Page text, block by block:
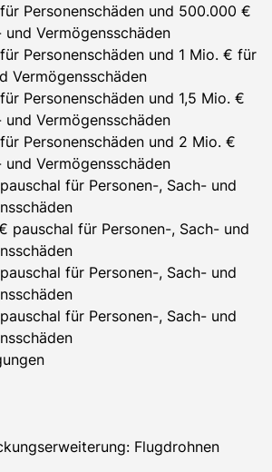
Personenschäden und 500.000 €
und Vermögensschäden
Personenschäden und 1 Mio. € für
Vermögensschäden
Personenschäden und 1,5 Mio. €
und Vermögensschäden
Personenschäden und 2 Mio. €
und Vermögensschäden
für Personen-, Sach- und
pauschal für Personen-, Sach- und
für Personen-, Sach- und
für Personen-, Sach- und
Flugdrohnen